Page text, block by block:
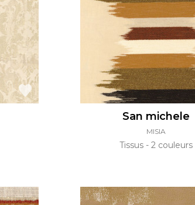
Rose
Rouge
Violet
Vert
San michele
MISIA
Tissus 2 couleurs